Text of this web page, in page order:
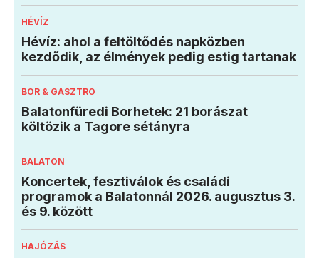
HÉVÍZ
Hévíz: ahol a feltöltődés napközben
kezdődik, az élmények pedig estig tartanak
BOR & GASZTRO
Balatonfüredi Borhetek: 21 borászat
költözik a Tagore sétányra
BALATON
Koncertek, fesztiválok és családi
programok a Balatonnál 2026. augusztus 3.
és 9. között
HAJÓZÁS